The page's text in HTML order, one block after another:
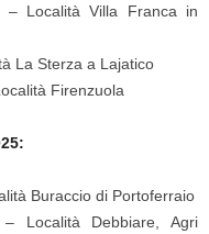
– Località Villa Franca in
La Sterza a Lajatico
Firenzuola
Buraccio di Portoferraio
Località Debbiare, Agri